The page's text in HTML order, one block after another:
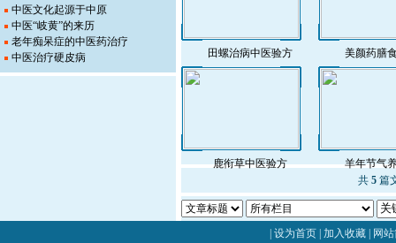
中医文化起源于中原
中医“岐黄”的来历
老年痴呆症的中医药治疗
中医治疗硬皮病
田螺治病中医验方 美颜药膳
鹿衔草中医验方
羊年节气
共 5 篇
设为首页| 加入收藏| 网